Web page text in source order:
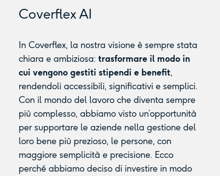
Coverflex AI
In Coverflex, la nostra visione è sempre stata
chiara e ambiziosa: trasformare il modo in
cui vengono gestiti stipendi e benefit,
rendendoli accessibili, significativi e semplici.
Con il mondo del lavoro che diventa sempre
più complesso, abbiamo visto un’opportunità
per supportare le aziende nella gestione del
loro bene più prezioso, le persone, con
maggiore semplicità e precisione. Ecco
perché abbiamo deciso di investire in modo